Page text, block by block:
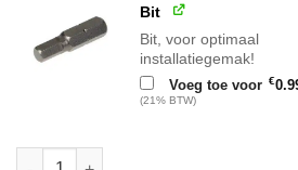
Bit
Bit, voor optimaal
installatiegemak!
Voeg toe voor €
(21% BTW)
Solarstell Connect plat dak OW